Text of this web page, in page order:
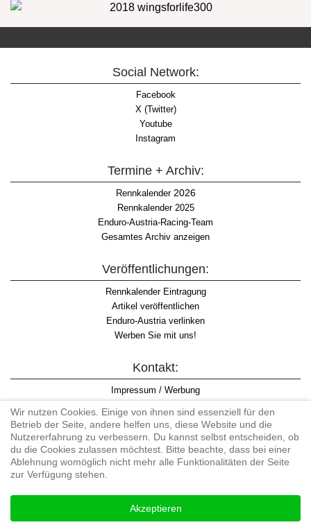
Social Network:
Facebook
X (Twitter)
Youtube
Instagram
Termine + Archiv:
Rennkalender2026
Rennkalender 2025
Enduro-Austria-Racing-Team
Gesamtes Archiv anzeigen
Veröffentlichungen:
Rennkalender Eintragung
Artikel veröffentlichen
Enduro-Austria verlinken
Werben Sie mit uns!
Kontakt:
Impressum / Werbung
Informationspflicht WKO
AGB
#enduroaustria, #wirlebenenduro #enduroaustriaracingteam
Wir nutzen Cookies. Einige von ihnen sind essenziell für den
Betrieb der Seite, andere helfen uns, diese Website und die
Nutzererfahrung zu verbessern. Du kannst selbst entscheiden, ob
du die Cookies zulassen möchtest. Bitte beachte, dass bei einer
Ablehnung womöglich nicht mehr alle Funktionalitäten der Seite
zur Verfügung stehen.
Akzeptieren